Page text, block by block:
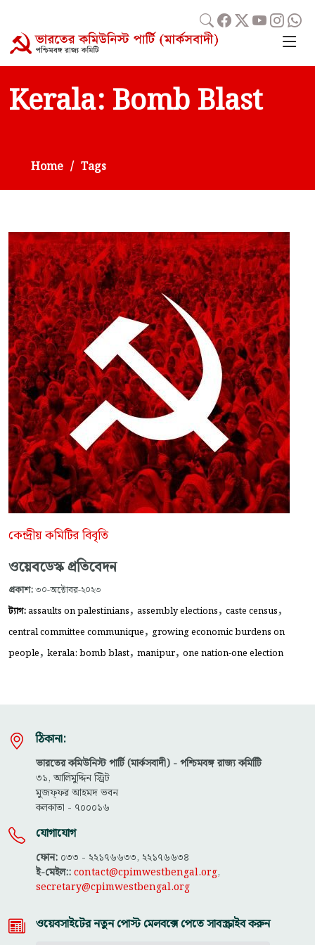
Kerala: Bomb Blast
Home Tags
কেন্দ্রীয় কমিটির বিবৃতি
ওয়েবডেস্ক প্রতিবেদন
প্রকাশ:৩০-অক্টোবর-২০২৩
ট্যাগ:assaults on palestinians, assembly elections, caste census,
central committee communique, growing economic burdens on
people, kerala: bomb blast, manipur, one nation-one election
ঠিকানা:
ভারতের কমিউনিস্ট পার্টি (মার্কসবাদী) - পশ্চিমবঙ্গ রাজ্য কমিটিি
৩১, আলিমুদ্দিন স্ট্রিট
মুজফ্ফ‌র আহমদ ভবন
কলকাতা - ৭০০০১৬
যোগাযোগ
ফোন: ০৩৩ - ২২১৭৬৬৩৩, ২২১৭৬৬৩৪
ই-মেইল::contact@cpimwestbengal.org,
secretary@cpimwestbengal.org
ওয়েবসাইটের নতুন পোস্ট মেলবক্সে পেতে সাবস্ক্রাইব করুন